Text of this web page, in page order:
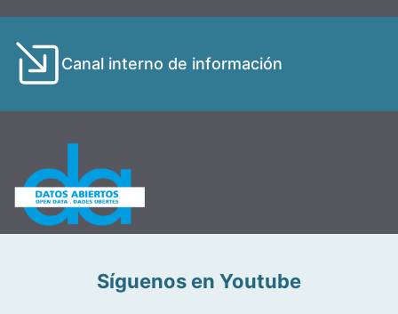
Canal interno de información
Síguenos en Youtube